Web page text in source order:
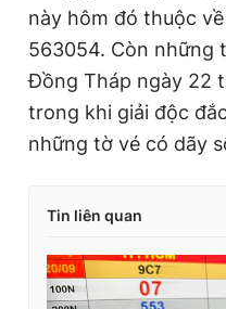
này hôm đó thuộc
563054. Còn những
Đồng Tháp ngày 22
trong khi giải độc
những tờ vé có dãy
Tin liên quan